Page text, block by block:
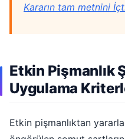
Kararın tam metnini
Etkin Pişmanlık
Uygulama
Etkin pişmanlıktan